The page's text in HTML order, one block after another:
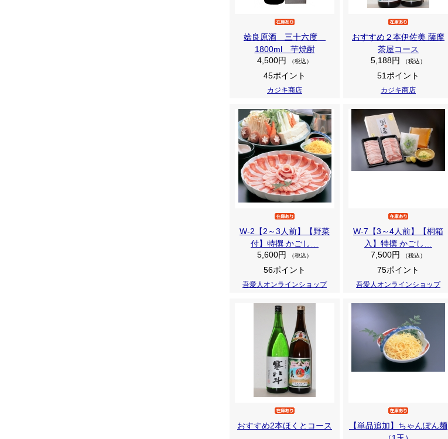
姶良原酒 三十六度
1800ml 芋焼酎
4,500円
（税込）
45ポイント
カジキ商店
おすすめ２本伊佐美 薩摩
茶屋コース
5,188円
（税込）
51ポイント
カジキ商店
W-2【2～3人前】【野菜
付】特撰 かごし…
5,600円
（税込）
56ポイント
吾愛人オンラインショップ
W-7【3～4人前】【桐箱
入】特撰 かごし…
7,500円
（税込）
75ポイント
吾愛人オンラインショップ
おすすめ2本ほくとコース
【単品追加】ちゃんぽん麺